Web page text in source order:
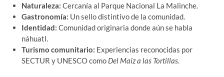
Naturaleza: Cercanía al Parque Nacional La Malinche.
Gastronomía: Un sello distintivo de la comunidad.
Identidad: Comunidad originaria donde aún se habla
náhuatl.
Turismo comunitario: Experiencias reconocidas por
SECTUR y UNESCO como Del Maíz a las Tortillas.